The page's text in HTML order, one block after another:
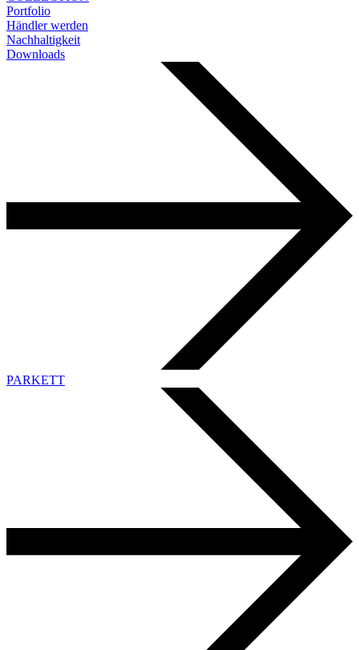
Portfolio
Händler werden
Nachhaltigkeit
Downloads
PARKETT